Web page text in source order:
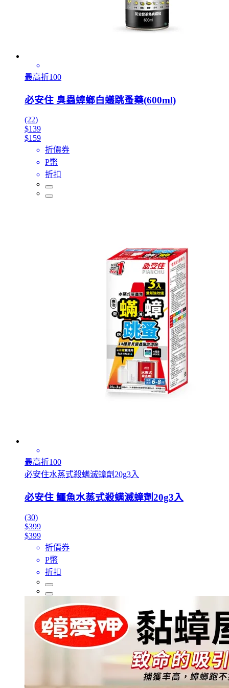
最高折100
必安住 臭蟲蟑螂白蟻跳蚤藥(600ml)
(22)
$139
$159
折價券
P幣
折扣
最高折100
必安住水蒸式殺螨滅蟑劑20g3入
必安住 鱷魚水蒸式殺螨滅蟑劑20g3入
(30)
$399
$399
折價券
P幣
折扣